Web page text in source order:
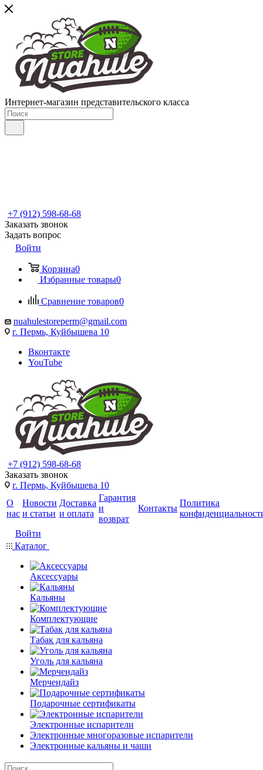
Интернет-магазин представительского класса
+7 (912) 598-68-68
Заказать звонок
Задать вопрос
Войти
Корзина0
Избранные товары0
Сравнение товаров0
nuahulestoreperm@gmail.com
г. Пермь, Куйбышева 10
Вконтакте
YouTube
+7 (912) 598-68-68
Заказать звонок
г. Пермь, Куйбышева 10
О
нас
Новости
и статьи
Доставка
и оплата
Гарантия
и
возврат
Контакты
Политика
Войти
Каталог
Аксессуары
Кальяны
Комплектующие
Табак для кальяна
Уголь для кальяна
Мерчендайз
Подарочные сертификаты
Электронные испарители
Электронные многоразовые испарители
Электронные кальяны и чаши